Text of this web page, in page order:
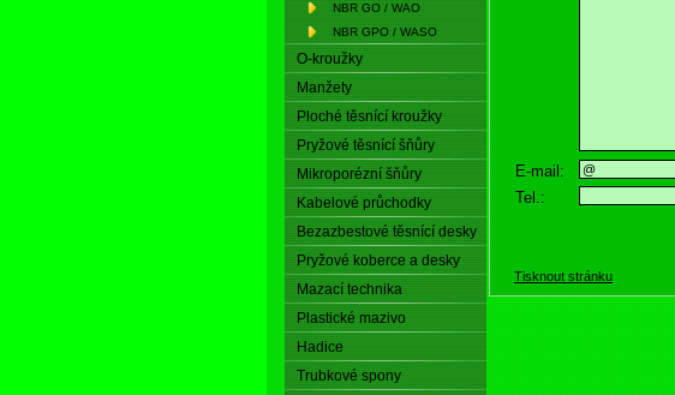
NBR GO / WAO
NBR GPO / WASO
O-kroužky
Manžety
Ploché těsnící kroužky
Pryžové těsnící šňůry
Mikroporézní šňůry
Kabelové průchodky
Bezazbestové těsnící desky
Pryžové koberce a desky
Mazací technika
Plastické mazivo
Hadice
Trubkové spony
E-mail:
Tel.:
Tisknout stránku